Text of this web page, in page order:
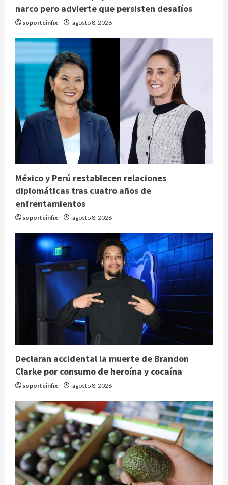
narco pero advierte que persisten desafíos
soporteinfix agosto 8, 2026
México y Perú restablecen relaciones
diplomáticas tras cuatro años de
enfrentamientos
soporteinfix agosto 8, 2026
Declaran accidental la muerte de Brandon
Clarke por consumo de heroína y cocaína
soporteinfix agosto 8, 2026